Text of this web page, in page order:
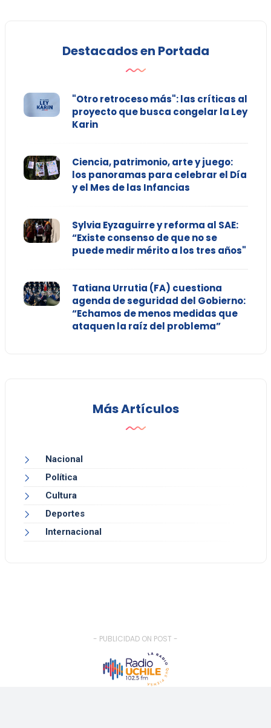
Destacados en Portada
"Otro retroceso más": las críticas al
proyecto que busca congelar la Ley
Karin
Ciencia, patrimonio, arte y juego:
los panoramas para celebrar el Día
y el Mes de las Infancias
Sylvia Eyzaguirre y reforma al SAE:
“Existe consenso de que no se
puede medir mérito a los tres años"
Tatiana Urrutia (FA) cuestiona
agenda de seguridad del Gobierno:
“Echamos de menos medidas que
ataquen la raíz del problema”
Más Artículos
Nacional
Política
Cultura
Deportes
Internacional
- PUBLICIDAD ON POST -